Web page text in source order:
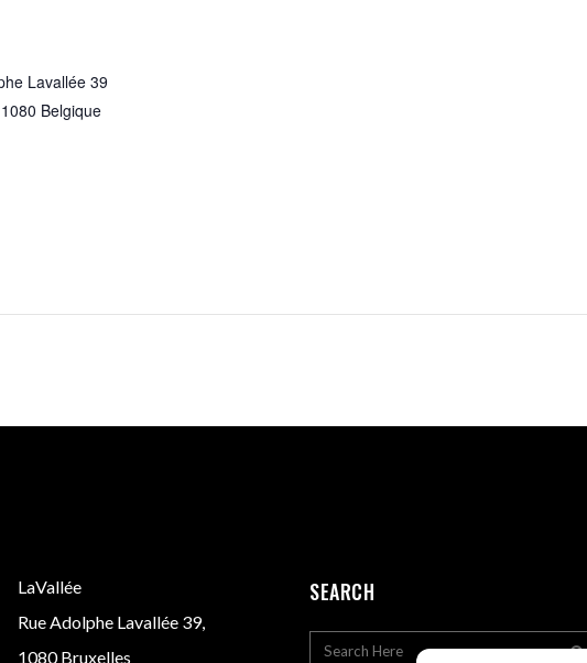
Lavallée 39
1080 Belgique
LaVallée
Rue Adolphe Lavallée 39,
1080 Bruxelles
SEARCH